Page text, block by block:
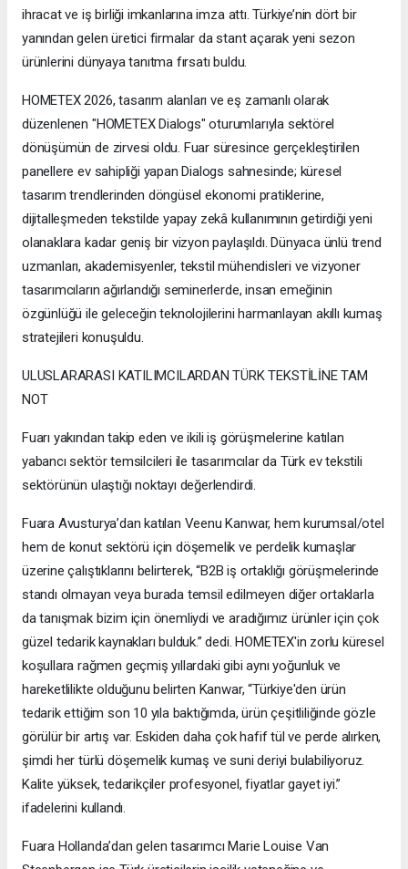
ihracat ve iş birliği imkanlarına imza attı. Türkiye’nin dört bir
yanından gelen üretici firmalar da stant açarak yeni sezon
ürünlerini dünyaya tanıtma fırsatı buldu.
HOMETEX 2026, tasarım alanları ve eş zamanlı olarak
düzenlenen "HOMETEX Dialogs" oturumlarıyla sektörel
dönüşümün de zirvesi oldu. Fuar süresince gerçekleştirilen
panellere ev sahipliği yapan Dialogs sahnesinde; küresel
tasarım trendlerinden döngüsel ekonomi pratiklerine,
dijitalleşmeden tekstilde yapay zekâ kullanımının getirdiği yeni
olanaklara kadar geniş bir vizyon paylaşıldı. Dünyaca ünlü trend
uzmanları, akademisyenler, tekstil mühendisleri ve vizyoner
tasarımcıların ağırlandığı seminerlerde, insan emeğinin
özgünlüğü ile geleceğin teknolojilerini harmanlayan akıllı kumaş
stratejileri konuşuldu.
ULUSLARARASI KATILIMCILARDAN TÜRK TEKSTİLİNE TAM
NOT
Fuarı yakından takip eden ve ikili iş görüşmelerine katılan
yabancı sektör temsilcileri ile tasarımcılar da Türk ev tekstili
sektörünün ulaştığı noktayı değerlendirdi.
Fuara Avusturya’dan katılan Veenu Kanwar, hem kurumsal/otel
hem de konut sektörü için döşemelik ve perdelik kumaşlar
üzerine çalıştıklarını belirterek, “B2B iş ortaklığı görüşmelerinde
standı olmayan veya burada temsil edilmeyen diğer ortaklarla
da tanışmak bizim için önemliydi ve aradığımız ürünler için çok
güzel tedarik kaynakları bulduk.” dedi. HOMETEX'in zorlu küresel
koşullara rağmen geçmiş yıllardaki gibi aynı yoğunluk ve
hareketlilikte olduğunu belirten Kanwar, “Türkiye'den ürün
tedarik ettiğim son 10 yıla baktığımda, ürün çeşitliliğinde gözle
görülür bir artış var. Eskiden daha çok hafif tül ve perde alırken,
şimdi her türlü döşemelik kumaş ve suni deriyi bulabiliyoruz.
Kalite yüksek, tedarikçiler profesyonel, fiyatlar gayet iyi.”
ifadelerini kullandı.
Fuara Hollanda’dan gelen tasarımcı Marie Louise Van